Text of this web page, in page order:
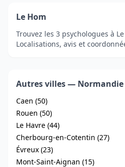
Le Hom
Trouvez les 3 psychologues à
Localisations, avis et
Autres villes — Normandie
Caen (50)
Rouen (50)
Le Havre (44)
Cherbourg-en-Cotentin (27)
Évreux (23)
Mont-Saint-Aignan (15)